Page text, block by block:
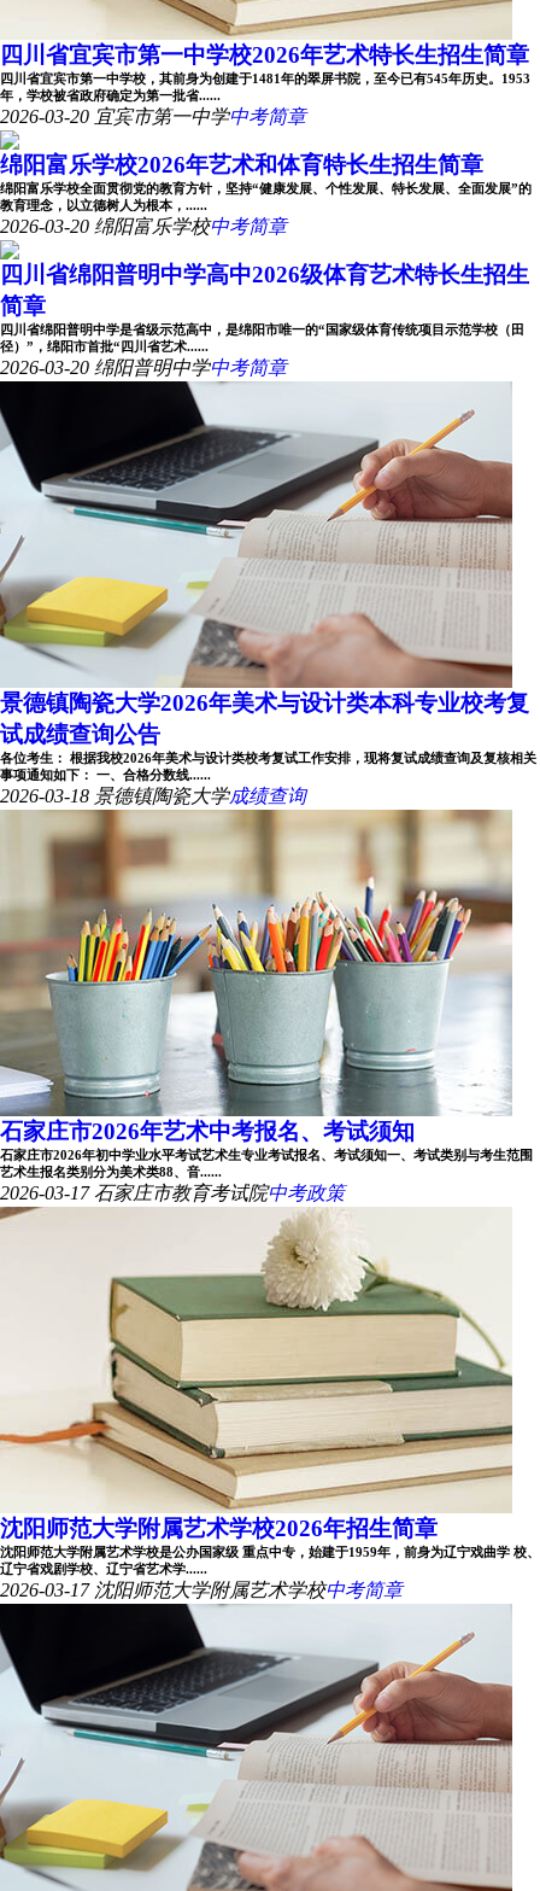
四川省宜宾市第一中学校2026年艺术特长生招生简章
四川省宜宾市第一中学校，其前身为创建于1481年的翠屏书院，至今已有545年历史。1953
年，学校被省政府确定为第一批省......
2026-03-20 宜宾市第一中学中考简章
绵阳富乐学校2026年艺术和体育特长生招生简章
绵阳富乐学校全面贯彻党的教育方针，坚持“健康发展、个性发展、特长发展、全面发展”的
教育理念，以立德树人为根本，......
2026-03-20 绵阳富乐学校中考简章
四川省绵阳普明中学高中2026级体育艺术特长生招生
简章
四川省绵阳普明中学是省级示范高中，是绵阳市唯一的“国家级体育传统项目示范学校（田
径）”，绵阳市首批“四川省艺术......
2026-03-20 绵阳普明中学中考简章
景德镇陶瓷大学2026年美术与设计类本科专业校考复
试成绩查询公告
各位考生： 根据我校2026年美术与设计类校考复试工作安排，现将复试成绩查询及复核相关
事项通知如下： 一、合格分数线......
2026-03-18 景德镇陶瓷大学成绩查询
石家庄市2026年艺术中考报名、考试须知
石家庄市2026年初中学业水平考试艺术生专业考试报名、考试须知一、考试类别与考生范围
艺术生报名类别分为美术类88、音......
2026-03-17 石家庄市教育考试院中考政策
沈阳师范大学附属艺术学校2026年招生简章
沈阳师范大学附属艺术学校是公办国家级 重点中专，始建于1959年，前身为辽宁戏曲学 校、
辽宁省戏剧学校、辽宁省艺术学......
2026-03-17 沈阳师范大学附属艺术学校中考简章